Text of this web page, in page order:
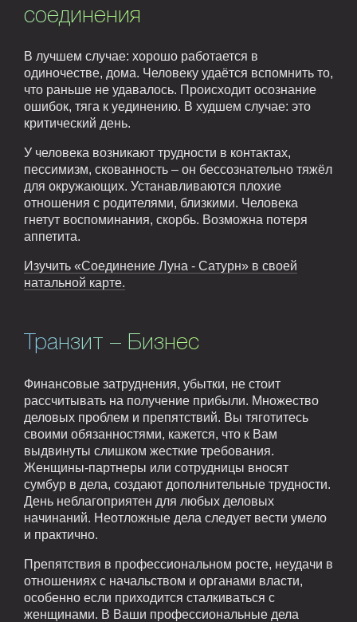
соединения
В лучшем случае: хорошо работается в
одиночестве, дома. Человеку удаётся вспомнить то,
что раньше не удавалось. Происходит осознание
ошибок, тяга к уединению. В худшем случае: это
критический день.
У человека возникают трудности в контактах,
пессимизм, скованность – он бессознательно тяжёл
для окружающих. Устанавливаются плохие
отношения с родителями, близкими. Человека
гнетут воспоминания, скорбь. Возможна потеря
аппетита.
Изучить «Соединение Луна - Сатурн» в своей
натальной карте.
Транзит – Бизнес
Финансовые затруднения, убытки, не стоит
рассчитывать на получение прибыли. Множество
деловых проблем и препятствий. Вы тяготитесь
своими обязанностями, кажется, что к Вам
выдвинуты слишком жесткие требования.
Женщины-партнеры или сотрудницы вносят
сумбур в дела, создают дополнительные трудности.
День неблагоприятен для любых деловых
начинаний. Неотложные дела следует вести умело
и практично.
Препятствия в профессиональном росте, неудачи в
отношениях с начальством и органами власти,
особенно если приходится сталкиваться с
женщинами. В Ваши профессиональные дела